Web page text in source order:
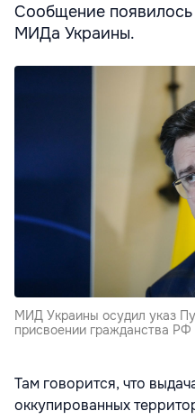
Сообщение
МИДа Украины.
МИД Украины осудил указ
присвоении гражданства РФ
Там говорится, что
оккупированных